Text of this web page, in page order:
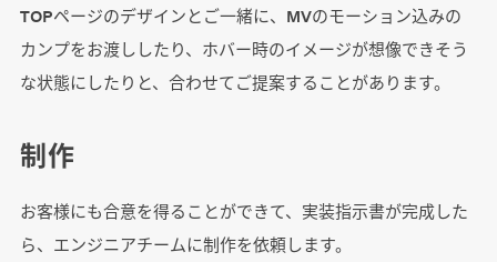
TOPページのデザインとご一緒に、MVのモーション込みの
カンプをお渡ししたり、ホバー時のイメージが想像できそう
な状態にしたりと、合わせてご提案することがあります。
制作
お客様にも合意を得ることができて、実装指示書が完成した
ら、エンジニアチームに制作を依頼します。